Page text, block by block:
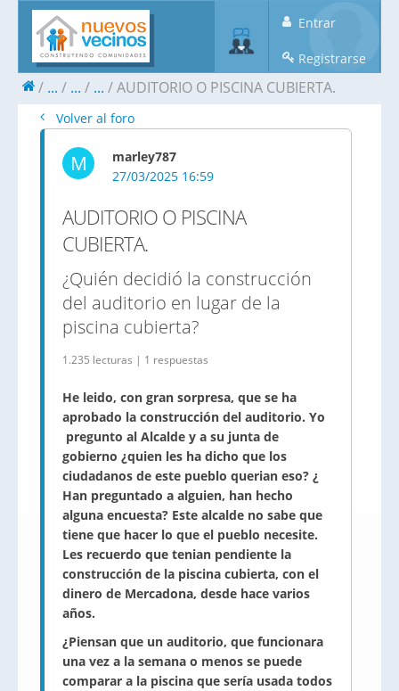
Entrar
Registrarse
... ... ... AUDITORIO O PISCINA CUBIERTA.
Volver al foro
M
marley787
27/03/2025 16:59
AUDITORIO O PISCINA
CUBIERTA.
¿Quién decidió la construcción
del auditorio en lugar de la
piscina cubierta?
1.235 lecturas | 1 respuestas
He leido, con gran sorpresa, que se ha
aprobado la construcción del auditorio. Yo
pregunto al Alcalde y a su junta de
gobierno ¿quien les ha dicho que los
ciudadanos de este pueblo querian eso? ¿
Han preguntado a alguien, han hecho
alguna encuesta? Este alcalde no sabe que
tiene que hacer lo que el pueblo necesite.
Les recuerdo que tenian pendiente la
construcción de la piscina cubierta, con el
dinero de Mercadona, desde hace varios
años.
¿Piensan que un auditorio, que funcionara
una vez a la semana o menos se puede
comparar a la piscina que sería usada todos